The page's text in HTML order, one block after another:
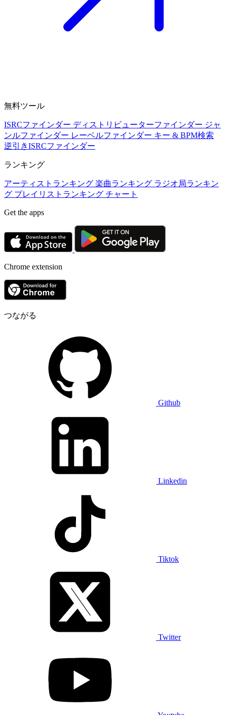
無料ツール
ISRCファインダー ディストリビューターファインダー ジャ
ンルファインダー レーベルファインダー キー & BPM検索
逆引きISRCファインダー
ランキング
アーティストランキング 楽曲ランキング ラジオ局ランキン
グ プレイリストランキング チャート
Get the apps
Chrome extension
つながる
Github
Linkedin
Tiktok
Twitter